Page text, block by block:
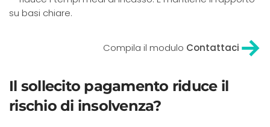
su basi chiare.
Compila il modulo Contattaci
Il sollecito pagamento riduce il
rischio di insolvenza?